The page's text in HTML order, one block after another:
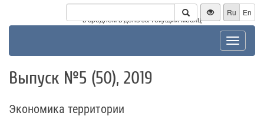
Посетители
* - в среднем в день за текущий месяц
Ru En
Toggle
Выпуск №5 (50), 2019
Экономика территории